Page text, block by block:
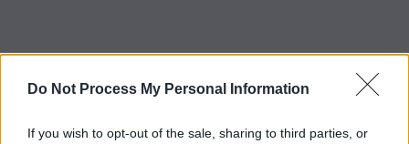
Do Not Process My Personal Information
If you wish to opt-out of the sale, sharing to third parties, or